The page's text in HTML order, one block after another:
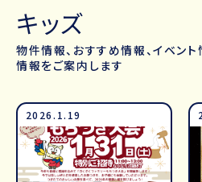
キッズ
物件情報、おすすめ情報、イベン
情報をご案内します
2026.1.19